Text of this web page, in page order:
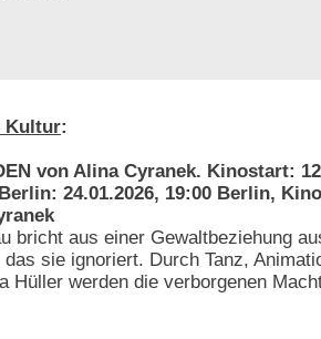
Kultur:
von Alina Cyranek. Kinostart:
24.01.2026, 19:00 Berlin,
bricht aus einer Gewaltbeziehung
sie ignoriert. Durch Tanz,
Hüller werden die verborgenen